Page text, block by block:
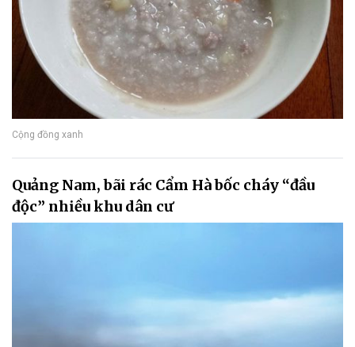
Cộng đồng xanh
Quảng Nam, bãi rác Cẩm Hà bốc cháy “đầu
độc” nhiều khu dân cư